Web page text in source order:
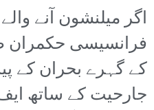
اگر میلنشون آنے
فرانسیسی حکمران
کے گہرے بحران کے
جارحیت کے ساتھ